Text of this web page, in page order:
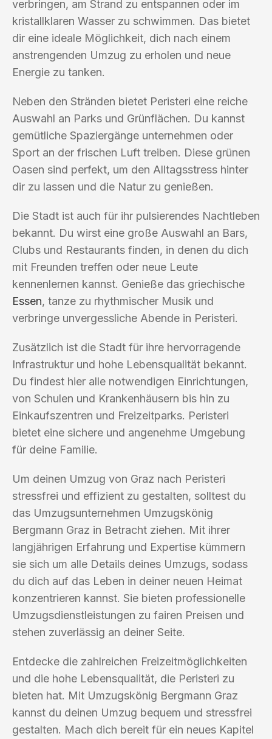
verbringen, am Strand zu entspannen oder im
kristallklaren Wasser zu schwimmen. Das bietet
dir eine ideale Möglichkeit, dich nach einem
anstrengenden Umzug zu erholen und neue
Energie zu tanken.
Neben den Stränden bietet Peristeri eine reiche
Auswahl an Parks und Grünflächen. Du kannst
gemütliche Spaziergänge unternehmen oder
Sport an der frischen Luft treiben. Diese grünen
Oasen sind perfekt, um den Alltagsstress hinter
dir zu lassen und die Natur zu genießen.
Die Stadt ist auch für ihr pulsierendes Nachtleben
bekannt. Du wirst eine große Auswahl an Bars,
Clubs und Restaurants finden, in denen du dich
mit Freunden treffen oder neue Leute
kennenlernen kannst. Genieße das griechische
Essen, tanze zu rhythmischer Musik und
verbringe unvergessliche Abende in Peristeri.
Zusätzlich ist die Stadt für ihre hervorragende
Infrastruktur und hohe Lebensqualität bekannt.
Du findest hier alle notwendigen Einrichtungen,
von Schulen und Krankenhäusern bis hin zu
Einkaufszentren und Freizeitparks. Peristeri
bietet eine sichere und angenehme Umgebung
für deine Familie.
Um deinen Umzug von Graz nach Peristeri
stressfrei und effizient zu gestalten, solltest du
das Umzugsunternehmen Umzugskönig
Bergmann Graz in Betracht ziehen. Mit ihrer
langjährigen Erfahrung und Expertise kümmern
sie sich um alle Details deines Umzugs, sodass
du dich auf das Leben in deiner neuen Heimat
konzentrieren kannst. Sie bieten professionelle
Umzugsdienstleistungen zu fairen Preisen und
stehen zuverlässig an deiner Seite.
Entdecke die zahlreichen Freizeitmöglichkeiten
und die hohe Lebensqualität, die Peristeri zu
bieten hat. Mit Umzugskönig Bergmann Graz
kannst du deinen Umzug bequem und stressfrei
gestalten. Mach dich bereit für ein neues Kapitel